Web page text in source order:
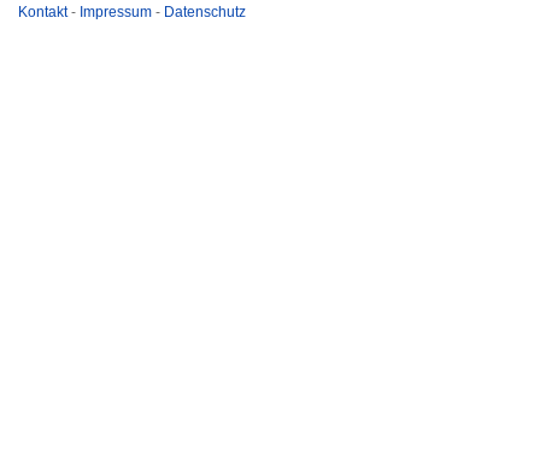
Kontakt- Impressum - Datenschutz